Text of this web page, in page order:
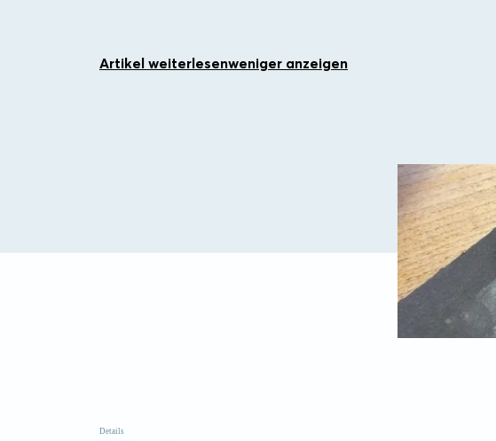
Artikel weiterlesenweniger anzeigen
Details